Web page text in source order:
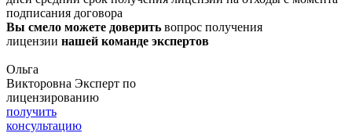
подписания договора
Вы смело можете доверить вопрос получения
лицензии нашей команде экспертов
Ольга
Викторовна Эксперт по
лицензированию
получить
консультацию